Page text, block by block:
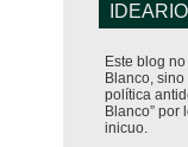
IDEARIO
Este blog
Blanco,
política
Blanco” por
inicuo.